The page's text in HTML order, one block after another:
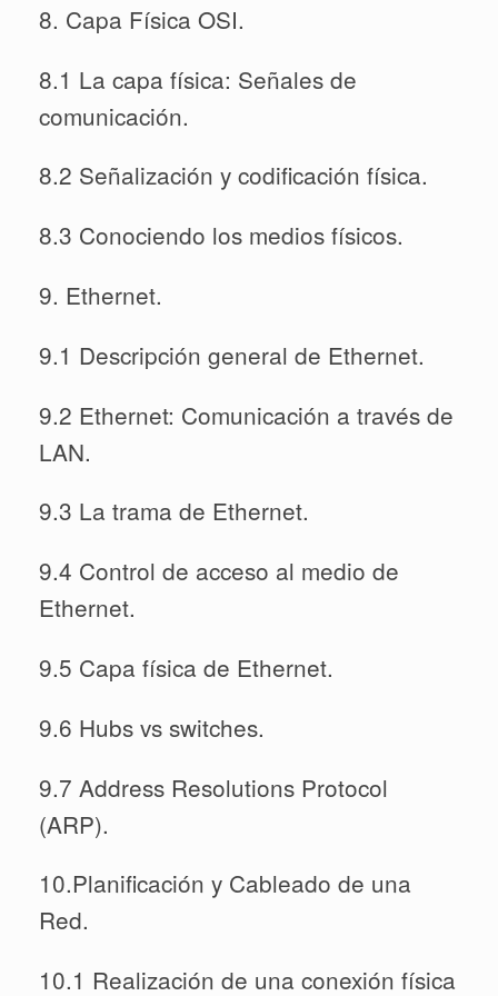
8. Capa Física OSI.
8.1 La capa física: Señales de
comunicación.
8.2 Señalización y codificación física.
8.3 Conociendo los medios físicos.
9. Ethernet.
9.1 Descripción general de Ethernet.
9.2 Ethernet: Comunicación a través de
LAN.
9.3 La trama de Ethernet.
9.4 Control de acceso al medio de
Ethernet.
9.5 Capa física de Ethernet.
9.6 Hubs vs switches.
9.7 Address Resolutions Protocol
(ARP).
10.Planificación y Cableado de una
Red.
10.1 Realización de una conexión física